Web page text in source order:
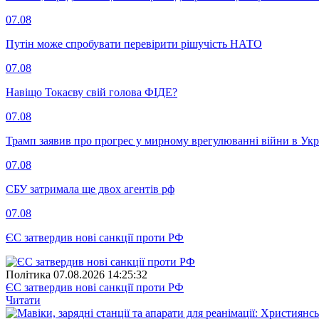
07.08
Путін може спробувати перевірити рішучість НАТО
07.08
Навіщо Токаєву свій голова ФІДЕ?
07.08
Трамп заявив про прогрес у мирному врегулюванні війни в
07.08
СБУ затримала ще двох агентів рф
07.08
ЄС затвердив нові санкції проти РФ
Полiтика 07.08.2026 14:25:32
ЄС затвердив нові санкції проти РФ
Читати